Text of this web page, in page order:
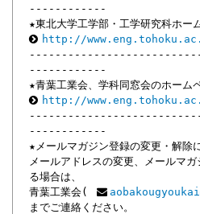
------------
★東北大学工学部・工学研究科ホー
http://
------------
★青葉工業会、学科同窓会のホーム
http://
------------
★メールマガジン登録の変更・解除
メールアドレスの変更、メールマ
る場合は、
青葉工業会(
までご連絡ください。